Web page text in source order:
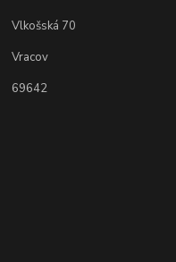
Vlkošská 70
Vracov
69642